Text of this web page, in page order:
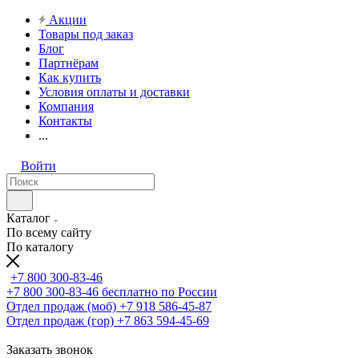
Акции
Товары под заказ
Блог
Партнёрам
Как купить
Условия оплаты и доставки
Компания
Контакты
...
Войти
Каталог
По всему сайту
По каталогу
+7 800 300-83-46
+7 800 300-83-46 бесплатно по России
Отдел продаж (моб) +7 918 586-45-87
Отдел продаж (гор) +7 863 594-45-69
Заказать звонок